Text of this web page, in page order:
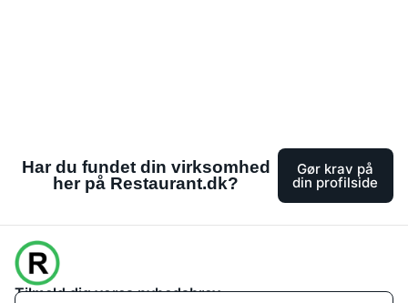
Har du fundet din virksomhed
her på Restaurant.dk?
Gør krav på
din profilside
Tilmeld dig vores nyhedsbrev